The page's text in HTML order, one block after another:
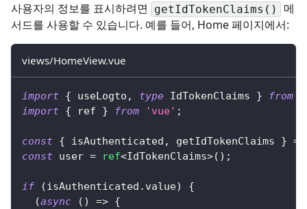
사용자의 정보를 표시하려면 getIdTokenClaims()
메
서드를 사용할 수 있습니다. 예를 들어, Home 페이지에서:
views/HomeView.vue
import { useLogto , type IdTokenClaims } from
import { ref } from 'vue' ;
const { isAuthenticated , getIdTokenClaims } =
const user = ref<IdTokenClaims>( ) ;
if (isAuthenticated . value)
{
(async ( ) => {